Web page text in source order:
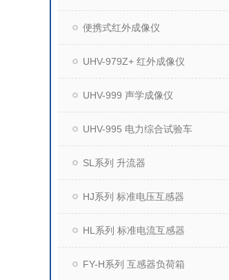
便携式红外成像仪
UHV-979Z+ 红外成像仪
UHV-999 声学成像仪
UHV-995 电力综合试验车
SL系列 升流器
HJ系列 标准电压互感器
HL系列 标准电流互感器
FY-H系列 互感器负荷箱